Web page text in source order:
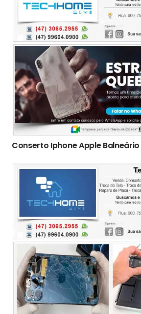
Conserto Iphone Apple